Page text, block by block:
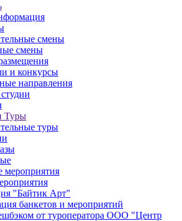
смены
смены
и конкурсы
направления
Туры
туры
мероприятия
"Байтик Арт"
банкетов и мероприятий
от туроператора ООО "Центр